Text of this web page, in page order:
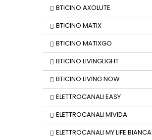
BTICINO AXOLUTE
BTICINO MATIX
BTICINO MATIXGO
BTICINO LIVINGLIGHT
BTICINO LIVING NOW
ELETTROCANALI EASY
ELETTROCANALI MIVIDA
ELETTROCANALI MY LIFE BIANCA